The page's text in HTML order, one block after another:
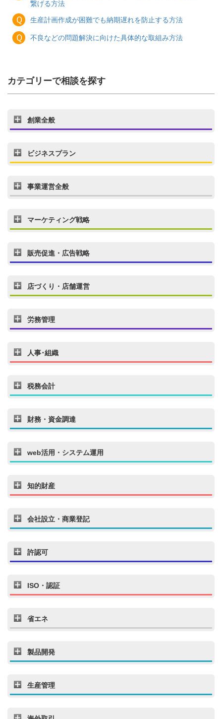
繋げる方法
Ｑ 生産計画作成が困難でも納期遅れを防止する方法
Ｑ 不良などの問題解決に向けた具体的な取組み方法
カテゴリーで相談を探す
創業全般
ビジネスプラン
事業運営全般
マーケティング戦略
販売促進・広告戦略
店づくり・店舗運営
労務管理
人事･組織
税務会計
財務・資金調達
web活用・システム運用
知的財産
会社設立・商業登記
許認可
ISO・認証
省エネ
製品開発
生産管理